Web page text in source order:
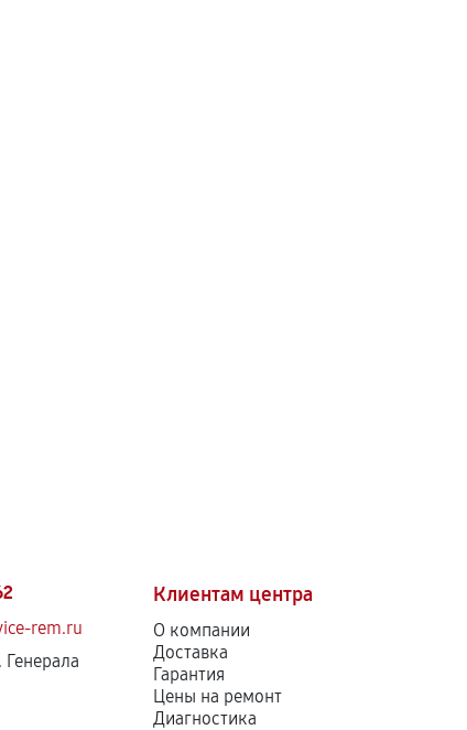
rem.ru
Генерала
Клиентам центра
О компании
Доставка
Гарантия
Цены на ремонт
Диагностика